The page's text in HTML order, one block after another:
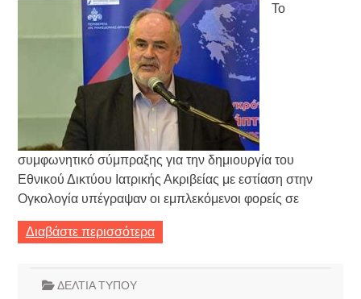
Το
συμφωνητικό σύμπραξης για την δημιουργία του
Εθνικού Δικτύου Ιατρικής Ακριβείας με εστίαση στην
Ογκολογία υπέγραψαν οι εμπλεκόμενοι φορείς σε
Διαβάστε περισσότερα
ΔΕΛΤΙΑ ΤΥΠΟΥ